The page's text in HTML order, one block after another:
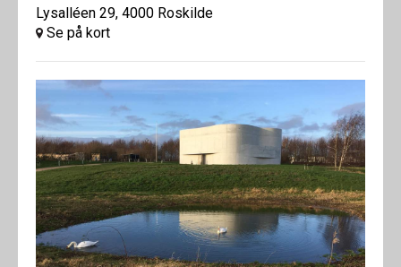
App
App
Om
Om
Kontakt
Om fonden
Om
SHOP
Lysalléen 29, 4000 Roskilde
Se på kort